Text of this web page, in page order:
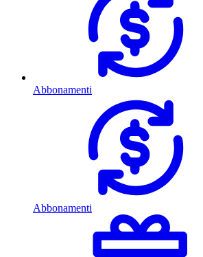
Abbonamenti
Abbonamenti